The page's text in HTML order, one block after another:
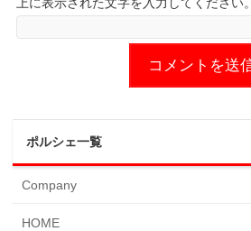
ポルシェ一覧
Company
HOME